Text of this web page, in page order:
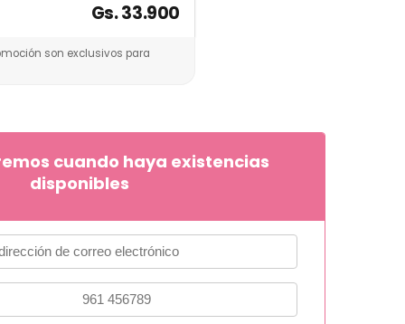
Gs. 33.900
son exclusivos para
cuando haya existencias
disponibles